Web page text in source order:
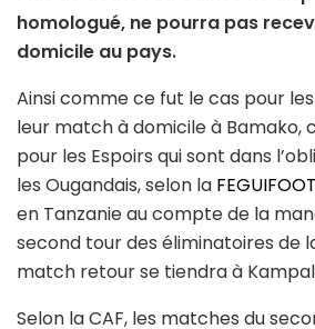
homologué, ne pourra pas
domicile au pays.
Ainsi comme ce fut le cas pour
leur match à domicile à Bamako,
pour les Espoirs qui sont dans
les Ougandais, selon la FEGUIFOOT
en Tanzanie au compte de la
second tour des éliminatoires de
match retour se tiendra à
Selon la CAF, les matches du